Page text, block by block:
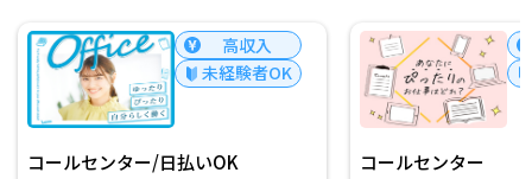
高収入
未経験者OK
コールセンター/日払いOK コールセンター